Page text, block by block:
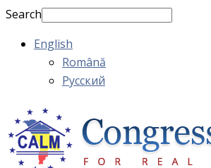
Search
English
Română
Русский